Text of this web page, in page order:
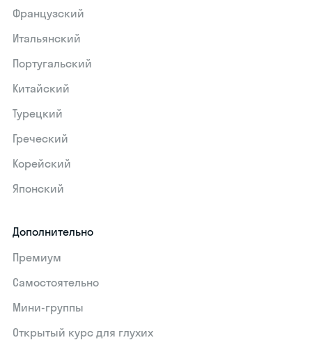
Французский
Итальянский
Португальский
Китайский
Турецкий
Греческий
Корейский
Японский
Дополнительно
Премиум
Самостоятельно
Мини-группы
Открытый курс для глухих